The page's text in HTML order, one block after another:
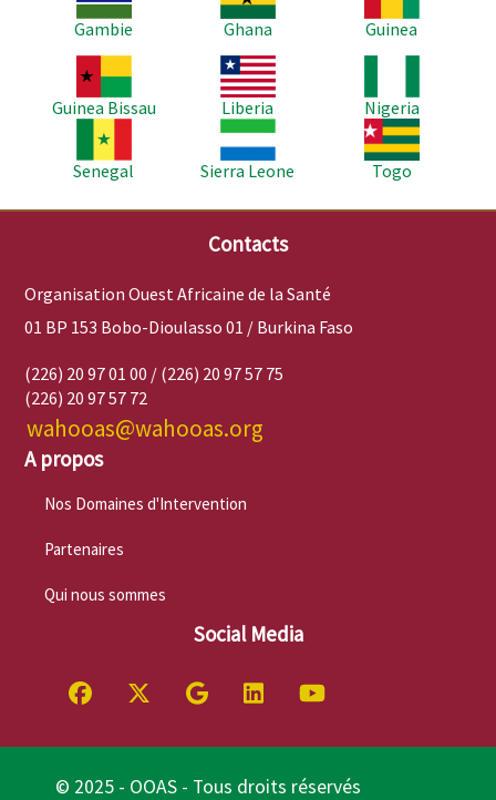
Gambie
Ghana
Guinea
Image
Guinea Bissau
Image
Liberia
Nigeria
Senegal
Image
Sierra Leone
Image
Togo
Contacts
Organisation Ouest Africaine de la Santé
01 BP 153 Bobo-Dioulasso 01 / Burkina Faso
(226) 20 97 01 00 / (226) 20 97 57 75
(226) 20 97 57 72
wahooas@wahooas.org
A propos
Nos Domaines d'Intervention
Partenaires
Qui nous sommes
Social Media
© 2025 - OOAS - Tous droits réservés